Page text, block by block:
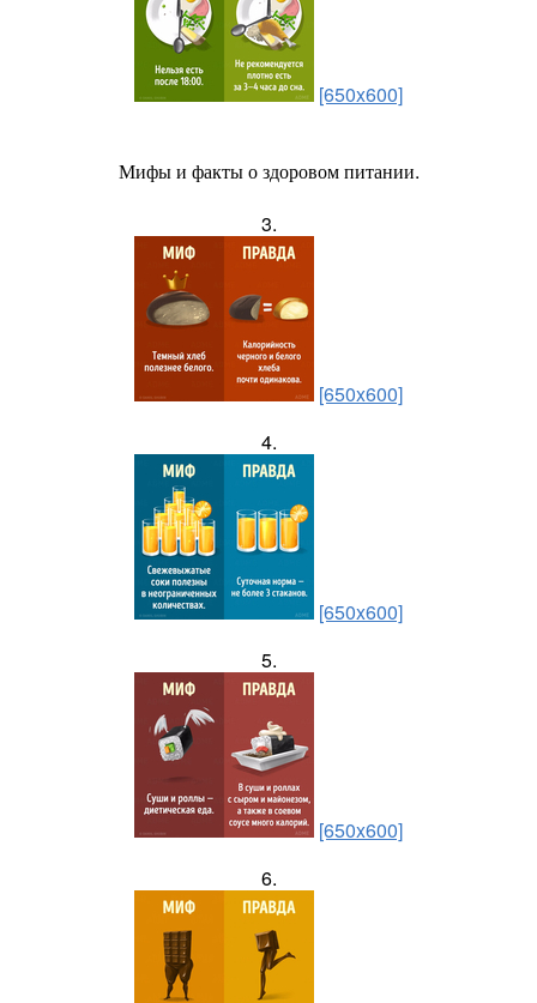
[650x600]
Мифы и факты о здоровом питании.
3.
[650x600]
4.
[650x600]
5.
[650x600]
6.